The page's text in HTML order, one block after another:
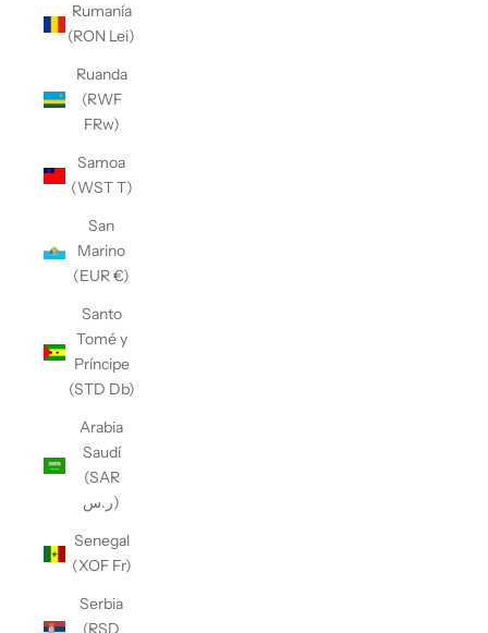
Rumanía
(RON Lei)
Ruanda
(RWF
FRw)
Samoa
(WST T)
San
Marino
(EUR €)
Santo
Tomé y
Príncipe
(STD Db)
Arabia
Saudí
(SAR
ر.س)
Senegal
(XOF Fr)
Serbia
(RSD